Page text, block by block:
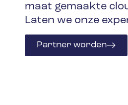
maat gemaakte
Laten we onze
Partner worden